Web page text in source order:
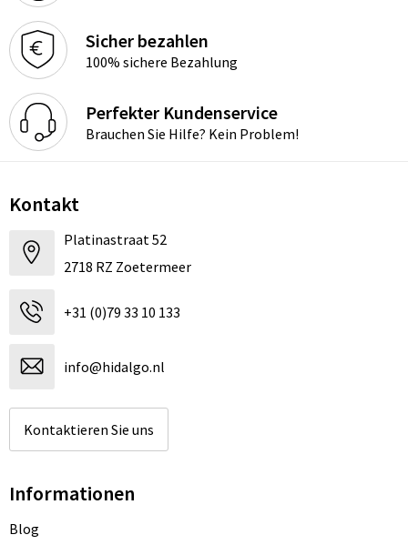
Sicher bezahlen
100% sichere Bezahlung
Perfekter Kundenservice
Brauchen Sie Hilfe? Kein Problem!
Kontakt
Platinastraat 52
2718 RZ Zoetermeer
+31 (0)79 33 10 133
info@hidalgo.nl
Kontaktieren Sie uns
Informationen
Blog